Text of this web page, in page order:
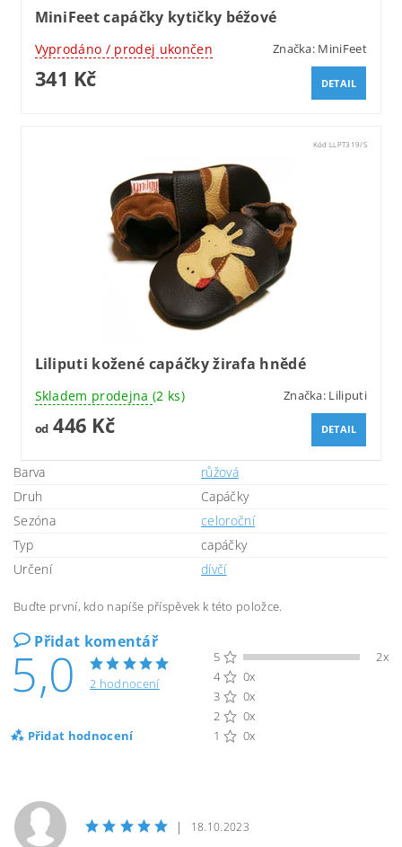
MiniFeet capáčky kytičky béžové
Vyprodáno / prodej ukončen Značka: MiniFeet
341 Kč DETAIL
Kód:LLPT319/S
Liliputi kožené capáčky žirafa hnědé
Skladem prodejna (2 ks) Značka: Liliputi
od446 Kč DETAIL
Barva
růžová
Druh
Capáčky
Sezóna
celoroční
Typ
capáčky
Určení
dívčí
Buďte první, kdo napíše příspěvek k této položce.
Přidat komentář
5,0 2 hodnocení
Přidat hodnocení
5
2x
4
0x
3
0x
2
0x
1
0x
| 18.10.2023